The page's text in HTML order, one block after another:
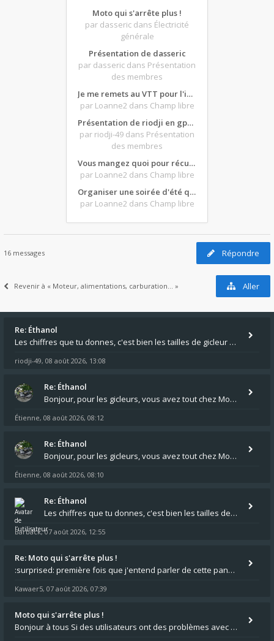
Moto qui s'arrête plus !
par dasseric dans Électricité
générale
Présentation de dasseric
par dasseric dans Présentation
des membres
Je me remets au VTT pour l'intersaison, version électrique
par Loanne2 dans Champ libre
Présentation de riodji en gpz500
par riodji-49 dans Présentation
des membres
Vous mangez quoi pour récupérer après une grosse journée de moto ?
par Loanne2 dans Champ libre
Organiser une soirée d'été qui claque : vos bons plans matos ?
par Loanne2 dans Champ libre
16 messages Répondre
Revenir à « Moteur, alimentations, carburation... » Aller
Re: Éthanol
Les chiffres que tu donnes, c'est bien les tailles de gicleur ? Par contre tes "-2 tours" à quoi correspondent t'ils ?
riodji-49, 08 août 2026, 13:08
Re: Éthanol
Bonjour, pour les gicleurs, vous avez tout chez Motokristen à Bar sur Aube. https://www.motokristen.fr/ On peut aussi
Étienne, 08 août 2026, 08:12
Re: Éthanol
Bonjour, pour les gicleurs, vous avez tout chez Motokristen à Bar sur Aube. https://www.motokristen.fr/produits/4946-l
Étienne, 08 août 2026, 08:10
Re: Éthanol
Les chiffres que tu donnes, c'est bien les tailles de gicleur ? Par contre tes "-2 tours" à quoi correspondent t'ils ?
Barback,07 août 2026, 12:55
Re: Moto qui s'arrête plus !
:surprised: première fois que j'entend parler de cette panne ,ta moto aurait été maraboutée? :pretre:
Kawaer5, 07 août 2026, 07:39
Moto qui s'arrête plus !
Bonjour à tous Si des utilisateurs ont des problèmes avec leur moto qui démarre plus, la mienne ne coupe plus :?: - Je